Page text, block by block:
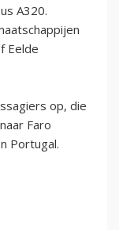
A320.
Eelde
op, die
Faro
Portugal.